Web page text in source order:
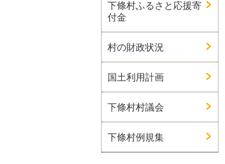
下條村ふるさと応援寄
付金
村の財政状況
国土利用計画
下條村村議会
下條村例規集